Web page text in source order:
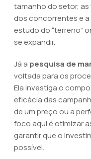
tamanho do setor,
dos concorrentes e a
estudo do “terreno”
se expandir.
Já a pesquisa de
voltada para os
Ela investiga o
eficácia das
de um preço ou a
foco aqui é otimizar
garantir que o
possível.